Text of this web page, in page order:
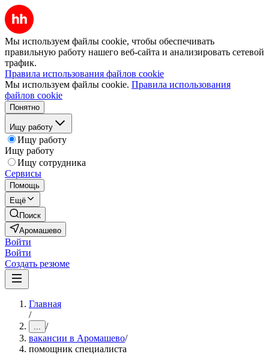
Мы используем файлы cookie, чтобы обеспечивать
правильную работу нашего веб-сайта и анализировать сетевой
трафик.
Правила использования файлов cookie
Мы используем файлы cookie. Правила использования
файлов cookie
Понятно
Ищу работу
Ищу работу
Ищу работу
Ищу сотрудника
Сервисы
Помощь
Ещё
Поиск
Аромашево
Войти
Войти
Создать резюме
Главная
/
... /
вакансии в Аромашево/
помощник специалиста